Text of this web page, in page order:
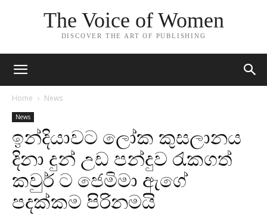
The Voice of Women
DISCOVER THE ART OF PUBLISHING
Home News
News
ඉන්දියාවට ලෝක කුසලානය
දිනා දුන් උඩ පන්දුව රැකගත්
කවුර් ට ජෙමිමා ඇගේ
පදක්කම පිරිනමයි